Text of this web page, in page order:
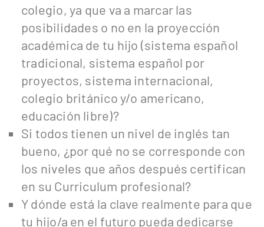
colegio, ya que va a marcar las
posibilidades o no en la proyección
académica de tu hijo (sistema español
tradicional, sistema español por
proyectos, sistema internacional,
colegio británico y/o americano,
educación libre)?
Si todos tienen un nivel de inglés tan
bueno, ¿por qué no se corresponde con
los niveles que años después certifican
en su Curriculum profesional?
Y dónde está la clave realmente para que
tu hijo/a en el futuro pueda dedicarse